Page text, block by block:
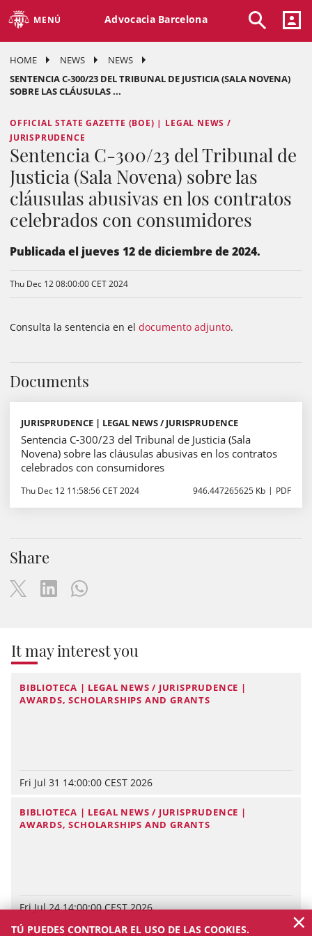
MENÚ Advocacia Barcelona
HOME NEWS
NEWS
SENTENCIA C-300/23 DEL TRIBUNAL DE JUSTICIA (SALA NOVENA)
SOBRE LAS CLÁUSULAS ...
OFFICIAL STATE GAZETTE (BOE) | LEGAL NEWS /
JURISPRUDENCE
Sentencia C-300/23 del Tribunal de
Justicia (Sala Novena) sobre las
cláusulas abusivas en los contratos
celebrados con consumidores
Publicada el jueves 12 de diciembre de 2024.
Thu Dec 12 08:00:00 CET 2024
Consulta la sentencia en el documento adjunto.
Documents
JURISPRUDENCE | LEGAL NEWS / JURISPRUDENCE
Sentencia C-300/23 del Tribunal de Justicia (Sala
Novena) sobre las cláusulas abusivas en los contratos
celebrados con consumidores
Thu Dec 12 11:58:56 CET 2024 946.447265625 Kb PDF
Share
It may interest you
BIBLIOTECA | LEGAL NEWS / JURISPRUDENCE |
AWARDS, SCHOLARSHIPS AND GRANTS
Fri Jul 31 14:00:00 CEST 2026
BIBLIOTECA | LEGAL NEWS / JURISPRUDENCE |
AWARDS, SCHOLARSHIPS AND GRANTS
Fri Jul 24 14:00:00 CEST 2026
TÚ PUEDES CONTROLAR EL USO DE LAS COOKIES. ×